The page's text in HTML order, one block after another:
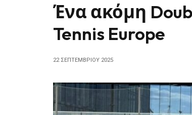
Ένα ακόμη
Tennis Europe
22 ΣΕΠΤΕΜΒΡΊΟΥ 2025